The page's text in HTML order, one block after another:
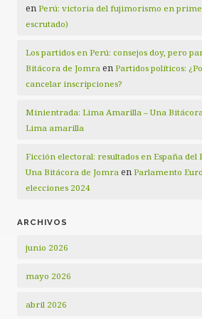
en Perú: victoria del fujimorismo en
escrutado)
Los partidos en Perú: consejos doy, pero
Bitácora de Jomra en Partidos políticos:
cancelar inscripciones?
Minientrada: Lima Amarilla – Una
Lima amarilla
Ficción electoral: resultados en España del
Una Bitácora de Jomra en Parlamento
elecciones 2024
ARCHIVOS
junio 2026
mayo 2026
abril 2026